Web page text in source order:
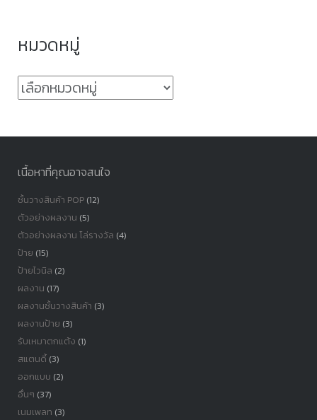
หมวดหมู่
หมวด
เนื้อหาที่คุณอาจสนใจ
ชั้นวางสินค้า POP(12)
ตัวอย่างผลงาน (5)
ตัวอย่างผลงาน โล่รางวัล (4)
ป้าย (15)
ป้ายไวนิล (2)
ผลงาน (17)
ผลงานชั้นวางสินค้า (3)
ผลงานป้าย (3)
รับเหมาตกแต้ง (1)
สแตนดี้(3)
ออกแบบ (2)
อื่นๆ (37)
เนมเพลท (3)